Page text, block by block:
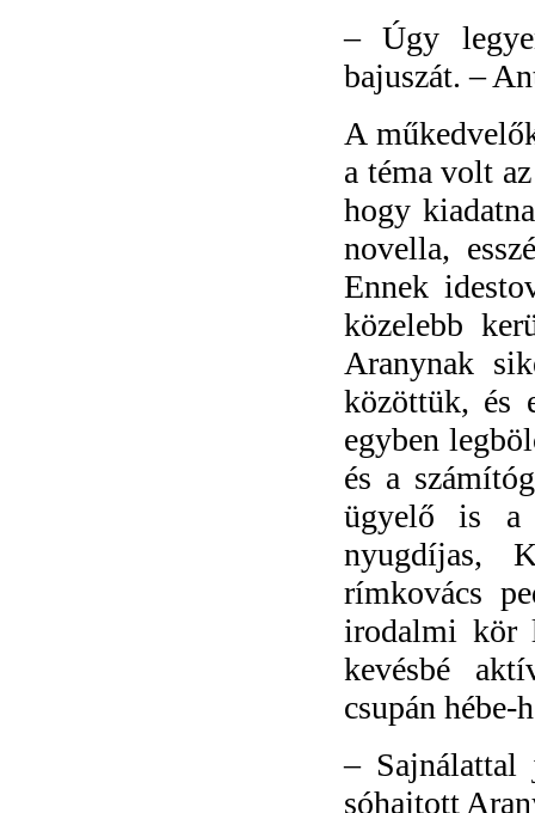
–Úgy
bajuszát. –
A
a téma volt
hogy
novella,
Ennek
közelebb
Aranynak
közöttük, és
egyben
és a
ügyelő is a
nyugdíjas,
rímkovács
irodalmi kör
kevésbé
csupán hébe-
– Sajnálattal
sóhajtott